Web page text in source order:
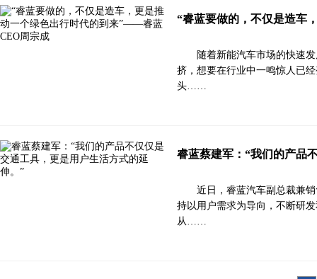
“睿蓝要做的，不仅是造车
随着新能汽车市场的快速
挤，想要在行业中一鸣惊人已
头……
睿蓝蔡建军：“我们的产品
近日，睿蓝汽车副总裁兼
持以用户需求为导向，不断研
从……